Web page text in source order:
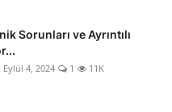
Sorunları ve Ayrıntılı
Eylül 4, 2024 1 11K